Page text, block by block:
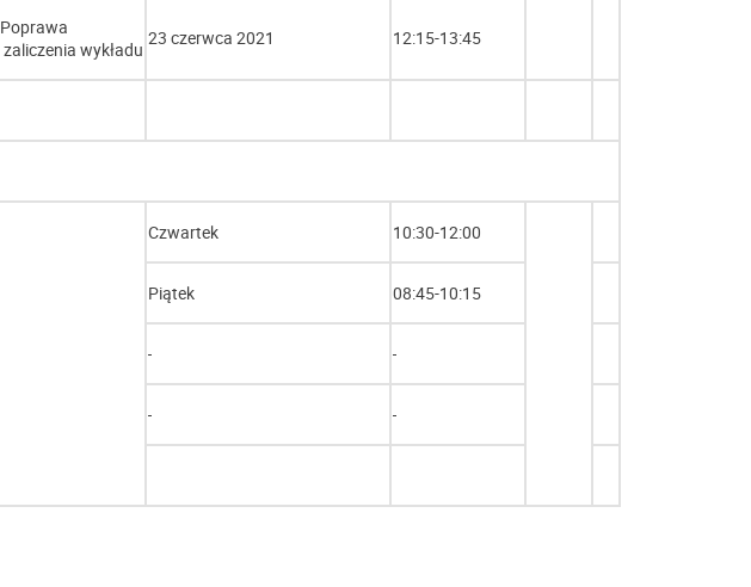
Poprawa
zaliczenia wykładu
23 czerwca 2021 12:15-13:45
Czwartek 10:30-12:00
Piątek 08:45-10:15